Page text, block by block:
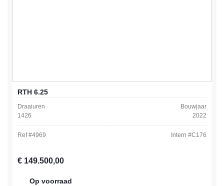
RTH 6.25
Draaiuren
1426
Bouwjaar
2022
Ref #4969 Intern #C176
Normale prijs:
€ 149.500,00
Op voorraad